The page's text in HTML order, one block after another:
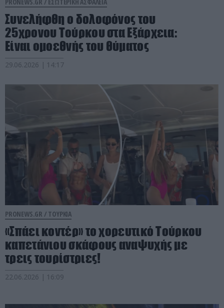
Συνελήφθη ο δολοφόνος του
25χρονου Τούρκου στα Εξάρχεια:
Είναι ομοεθνής του θύματος
29.06.2026 | 14:17
PRONEWS.GR / ΤΟΥΡΚΙΑ
«Σπάει κοντέρ» το χορευτικό Τούρκου
καπετάνιου σκάφους αναψυχής με
τρεις τουρίστριες!
22.06.2026 | 16:09